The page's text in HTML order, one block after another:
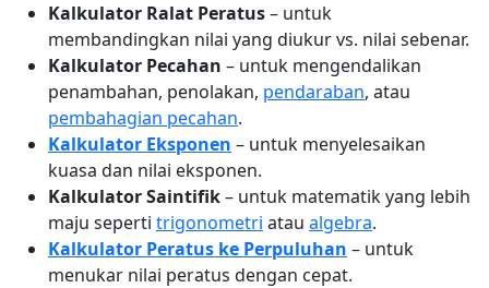
Kalkulator Ralat Peratus– untuk
membandingkan nilai yang diukur vs. nilai sebenar.
Kalkulator Pecahan – untuk mengendalikan
penambahan, penolakan, pendaraban, atau
pembahagian pecahan.
Kalkulator Eksponen – untuk menyelesaikan
kuasa dan nilai eksponen.
Kalkulator Saintifik– untuk matematik yang lebih
maju seperti trigonometri atau algebra.
Kalkulator Peratus ke Perpuluhan – untuk
menukar nilai peratus dengan cepat.